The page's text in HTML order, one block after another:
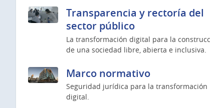
Transparencia y rectoría del
sector público
La transformación digital para la
de una sociedad libre, abierta e inclusiva.
Marco normativo
Seguridad jurídica para la transformación
digital.